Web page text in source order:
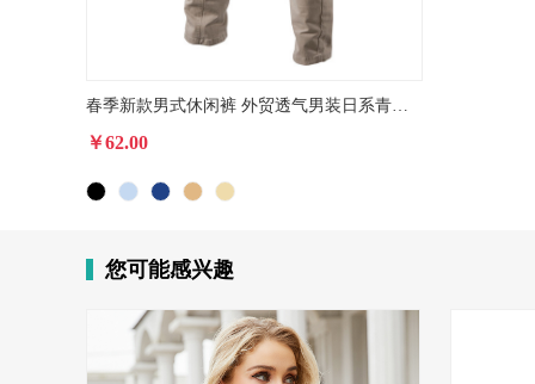
春季新款男式休闲裤 外贸透气男装日系青年商务百搭加厚长裤批发
￥62.00
您可能感兴趣